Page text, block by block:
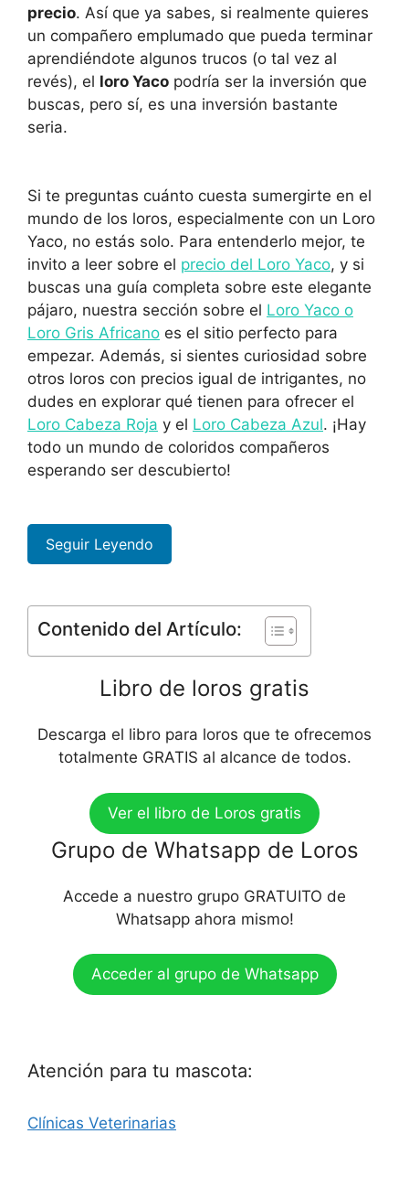
precio. Así que ya sabes, si realmente quieres
un compañero emplumado que pueda terminar
aprendiéndote algunos trucos (o tal vez al
revés), el loro Yaco podría ser la inversión que
buscas, pero sí, es una inversión bastante
seria.
Si te preguntas cuánto cuesta sumergirte en el
mundo de los loros, especialmente con un Loro
Yaco, no estás solo. Para entenderlo mejor, te
invito a leer sobre el precio del Loro Yaco, y si
buscas una guía completa sobre este elegante
pájaro, nuestra sección sobre el Loro Yaco o
Loro Gris Africano es el sitio perfecto para
empezar. Además, si sientes curiosidad sobre
otros loros con precios igual de intrigantes, no
dudes en explorar qué tienen para ofrecer el
Loro Cabeza Roja y el Loro Cabeza Azul. ¡Hay
todo un mundo de coloridos compañeros
esperando ser descubierto!
Seguir Leyendo
Contenido del Artículo:
Libro de loros gratis
Descarga el libro para loros que te ofrecemos
totalmente GRATIS al alcance de todos.
Ver el libro de Loros gratis
Grupo de Whatsapp de Loros
Accede a nuestro grupo GRATUITO de
Whatsapp ahora mismo!
Acceder al grupo de Whatsapp
Atención para tu mascota:
Clínicas Veterinarias